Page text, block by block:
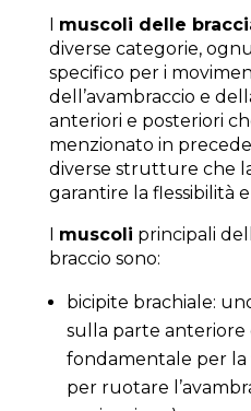
I muscoli delle
diverse categorie,
specifico per i
dell’avambraccio e
anteriori e posteriori
menzionato in
diverse strutture che
garantire la flessibilità
I muscoli principali
braccio sono:
bicipite brachiale:
sulla parte anteriore
fondamentale per la
per ruotare